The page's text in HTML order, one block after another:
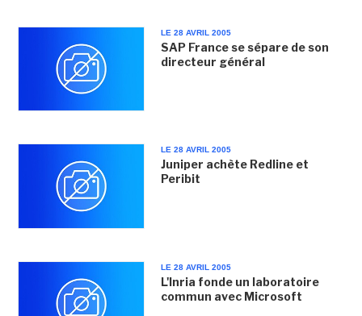
LE 28 AVRIL 2005
SAP France se sépare de son
directeur général
LE 28 AVRIL 2005
Juniper achète Redline et
Peribit
LE 28 AVRIL 2005
L'Inria fonde un laboratoire
commun avec Microsoft